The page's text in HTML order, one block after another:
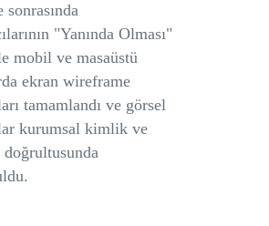
sonrasında
"Yanında Olması"
mobil ve masaüstü
ekran wireframe
tamamlandı ve görsel
kurumsal kimlik ve